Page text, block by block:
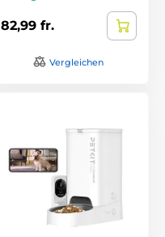
82,99 fr.
Vergleichen